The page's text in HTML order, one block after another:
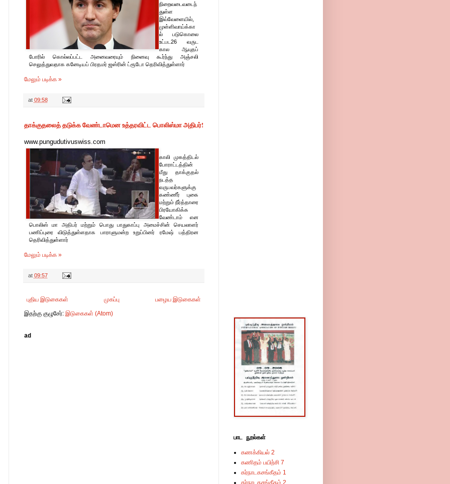
நிறைவடைவடைந்
துள்ள
இவ்வேளையில்,
முள்ளிவாய்க்கா
ல் படுகொலை
உட்பட26 வருட
கால ஆயுதப்
போரில் கொல்லப்பட்ட அனைவரையும் நினைவு கூர்ந்து அஞ்சலி
செலுத்துவதாக கனேடியப் பிரதமர் ஜஸ்ரின் ட்ரூடோ தெரிவித்துள்ளார்
மேலும் படிக்க »
at 09:58
தாக்குதலைத் தடுக்க வேண்டாமென உத்தரவிட்ட பொலிஸ்மா அதிபர்!
www.pungudutivuswiss.com
காலி முகத்திடல்
போராட்டத்தின்
மீது தாக்குதல்
நடத்த
வருபவர்களுக்கு
கண்ணீர் புகை
மற்றும் நீர்த்தாரை
பிரயோகிக்க
வேண்டாம் என
பொலிஸ் மா அதிபர் மற்றும் பொது பாதுகாப்பு அமைச்சின் செயலாளர்
பணிப்புரை விடுத்துள்ளதாக பாராளுமன்ற உறுப்பினர் ரமேஷ் பத்திரன
தெரிவித்துள்ளார்
மேலும் படிக்க »
at 09:57
புதிய இடுகைகள் பழைய இடுகைகள்
முகப்பு
இதற்கு குழுசேர்: இடுகைகள் (Atom)
ad
பாட நூல்கள்
கணக்கியல் 2
கணிதம் பயிற்சி 7
கர்நாடகசங்கீதம் 1